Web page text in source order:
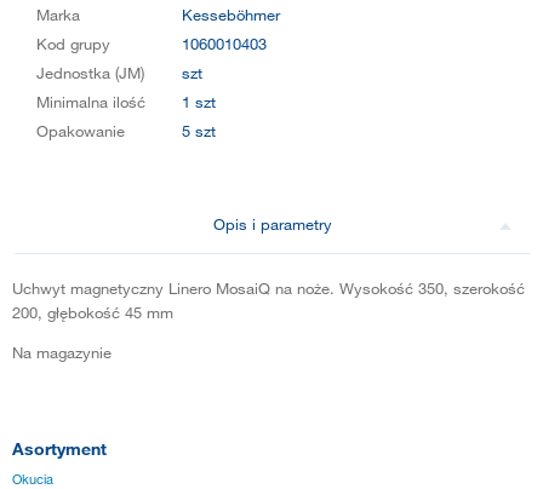
Marka
Kesseböhmer
Kod grupy
1060010403
Jednostka (JM)
szt
Minimalna ilość
1 szt
Opakowanie
5 szt
Opis i parametry
Uchwyt magnetyczny Linero MosaiQ na noże. Wysokość 350, szerokość
200, głębokość 45 mm
Na magazynie
Asortyment
Okucia